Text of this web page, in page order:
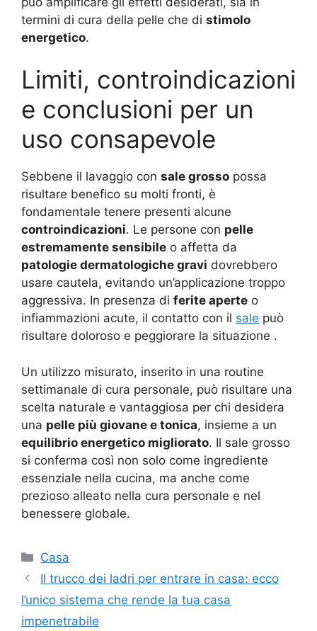
termini di cura della pelle che di stimolo
energetico.
Limiti, controindicazioni
e conclusioni per un
uso consapevole
Sebbene il lavaggio con sale grosso possa
risultare benefico su molti fronti, è
fondamentale tenere presenti alcune
controindicazioni. Le persone con pelle
estremamente sensibile o affetta da
patologie dermatologiche gravi dovrebbero
usare cautela, evitando un’applicazione troppo
aggressiva. In presenza di ferite aperte o
infiammazioni acute, il contatto con il sale può
risultare doloroso e peggiorare la situazione .
Un utilizzo misurato, inserito in una routine
settimanale di cura personale, può risultare una
scelta naturale e vantaggiosa per chi desidera
una pelle più giovane e tonica, insieme a un
equilibrio energetico migliorato. Il sale grosso
si conferma così non solo come ingrediente
essenziale nella cucina, ma anche come
prezioso alleato nella cura personale e nel
benessere globale.
Categorie
Casa
Il trucco dei ladri per entrare in casa: ecco
l’unico sistema che rende la tua casa
impenetrabile